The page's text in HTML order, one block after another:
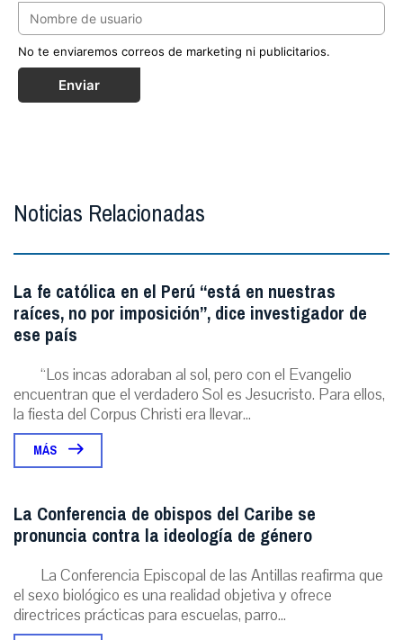
No te enviaremos correos de marketing ni publicitarios.
Enviar
Noticias Relacionadas
La fe católica en el Perú “está en nuestras
raíces, no por imposición”, dice investigador de
ese país
“Los incas adoraban al sol, pero con el Evangelio
encuentran que el verdadero Sol es Jesucristo. Para ellos,
la fiesta del Corpus Christi era llevar...
MÁS
La Conferencia de obispos del Caribe se
pronuncia contra la ideología de género
La Conferencia Episcopal de las Antillas reafirma que
el sexo biológico es una realidad objetiva y ofrece
directrices prácticas para escuelas, parro...